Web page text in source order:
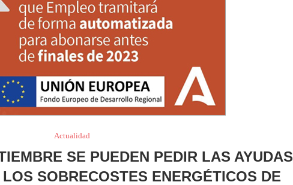
Actualidad
SE PUEDEN PEDIR LAS AYUDAS
SOBRECOSTES ENERGÉTICOS DE